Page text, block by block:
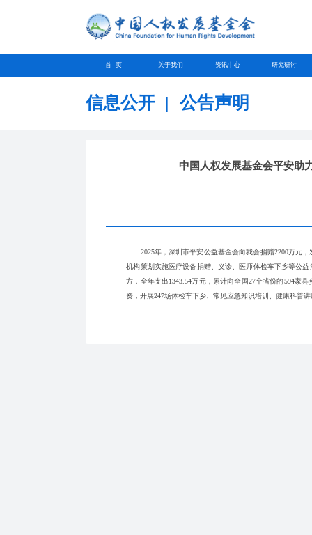
首 页 关于我们 资讯中心 研究研讨
信息公开 | 公告声明
中国人权发展基金会平安助
2025年，深圳市平安公益基金会向我会捐赠2200万元，
机构策划实施医疗设备捐赠、义诊、医师体检车下乡等公
方，全年支出1343.54万元，累计向全国27个省份的594家
资，开展247场体检车下乡、常见应急知识培训、健康科普